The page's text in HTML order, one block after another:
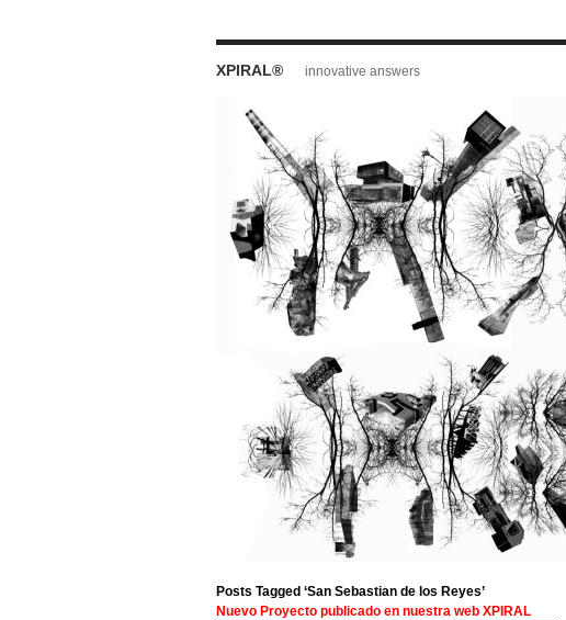
XPIRAL® innovative answers
Posts Tagged ‘San Sebastian de los Reyes’
Nuevo Proyecto publicado en nuestra web XPIRAL